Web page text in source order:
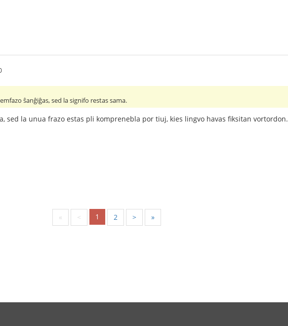
ŝanĝiĝas, sed la signifo restas sama.
sed la unua frazo estas pli komprenebla por tiuj, kies lingvo havas fiksitan vortordon.
« < 1 2 > »